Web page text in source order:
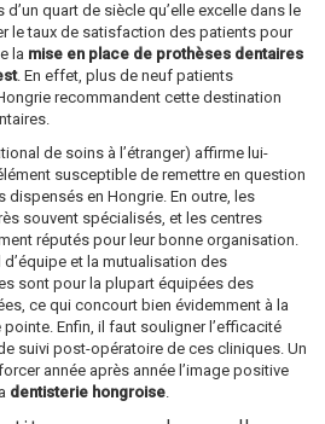
quart de siècle qu’elle excelle dans le
le taux de satisfaction des patients pour
la mise en place de prothèses dentaires
. En effet, plus de neuf patients
recommandent cette destination
de soins à l’étranger) affirme lui-
susceptible de remettre en question
dispensés en Hongrie. En outre, les
souvent spécialisés, et les centres
réputés pour leur bonne organisation.
d’équipe et la mutualisation des
sont pour la plupart équipées des
ce qui concourt bien évidemment à la
Enfin, il faut souligner l’efficacité
suivi post-opératoire de ces cliniques. Un
année après année l’image positive
dentisterie hongroise.